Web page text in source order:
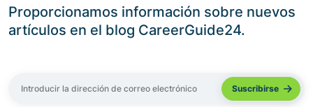
Proporcionamos información sobre nuevos
artículos en el blog CareerGuide24.